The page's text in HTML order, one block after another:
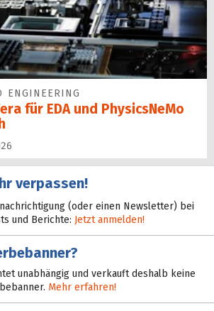
ENGINEERING
für EDA und PhysicsNeMo
verpassen!
(oder einen Newsletter) bei
und Berichte: Jetzt anmelden!
unabhängig und verkauft deshalb keine
Mehr erfahren!